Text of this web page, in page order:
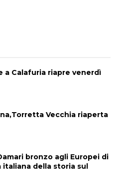
a Calafuria riapre venerdì
Vecchia riaperta
bronzo agli Europei di
italiana della storia sul